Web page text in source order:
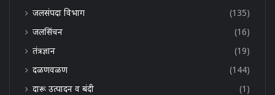
जलसंपदा विभाग
(135)
जलसिंचन
(16)
तंत्रज्ञान
(19)
दळणवळण
(144)
दारू उत्पादन व बंदी
(1)